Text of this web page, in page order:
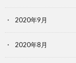
2020年9月
2020年8月